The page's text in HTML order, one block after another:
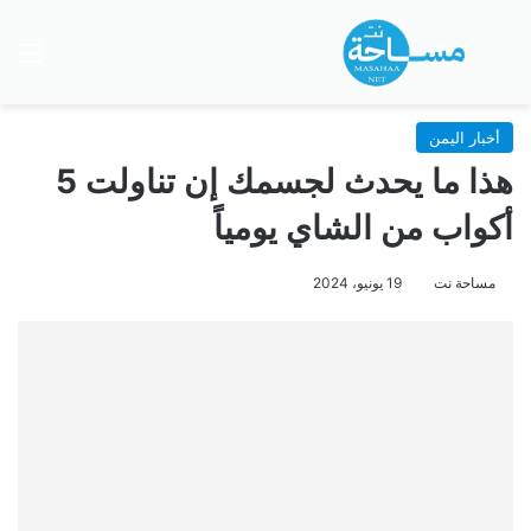
بحث عن
أخبار اليمن
هذا ما يحدث لجسمك إن تناولت 5
أكواب من الشاي يومياً
مساحة نت 19 يونيو، 2024